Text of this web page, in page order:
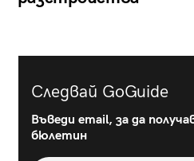
Следвай GoGuide
Въведи email, за да
бюлетин